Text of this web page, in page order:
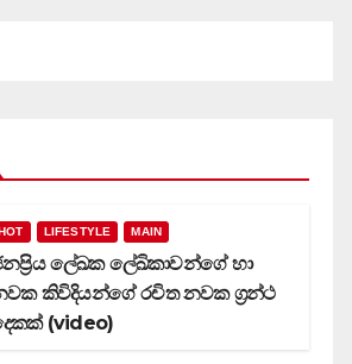
HOT LIFESTYLE MAIN
ලේඛක ලේඛිකාවන්ගේ හා
කිවිදියන්ගේ රචිත නවක ග්‍රන්ථ
(video)